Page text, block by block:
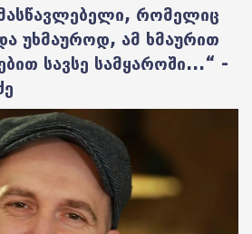
რომელიც
უხმაუროდ, ამ ხმაურით
სავსე სამყაროში...“ -